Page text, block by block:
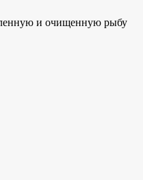
и очищенную рыбу